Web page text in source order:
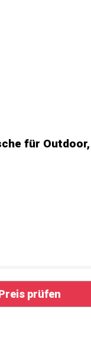
für Outdoor,
prüfen